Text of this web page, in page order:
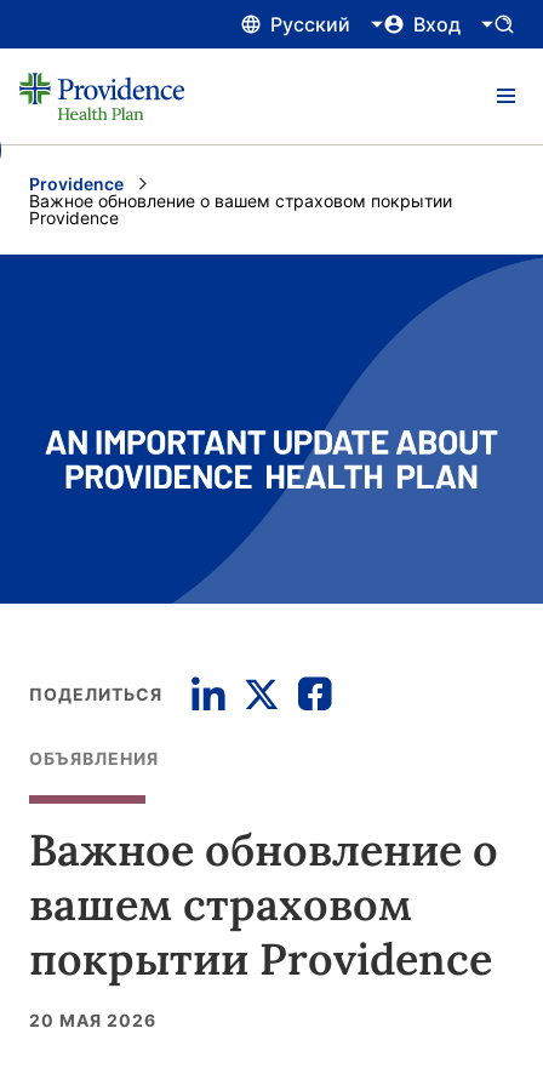
Русский Вход
Providence
Current:
Важное обновление о вашем страховом покрытии
Providence
ПОДЕЛИТЬСЯ
ОБЪЯВЛЕНИЯ
Важное обновление о
вашем страховом
покрытии Providence
20 МАЯ 2026